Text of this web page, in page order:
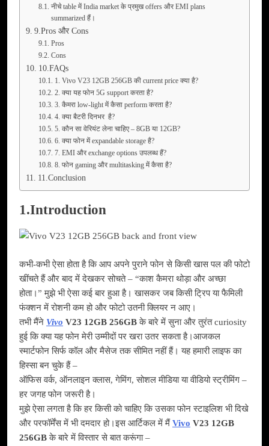
नीचे table में India market के प्रमुख offers और EMI plans
summarized हैं।
9.Pros और Cons
Pros
Cons
10.FAQs
1. Vivo V23 12GB 256GB की current price क्या है?
2. क्या यह फोन 5G support करता है?
3. कैमरा low-light में कैसा perform करता है?
4. क्या बैटरी दिनभर है?
5. कौन सा वेरियंट लेना चाहिए – 8GB या 12GB?
6. क्या फोन में expandable storage है?
7. EMI और exchange options उपलब्ध हैं?
8. फोन gaming और multitasking में कैसा है?
11.Conclusion
1.Introduction
कभी-कभी ऐसा होता है कि आप अपने पुराने फोन से किसी खास पल की फोटो
खींचते हैं और बाद में देखकर सोचते – “काश कैमरा थोड़ा और अच्छा
होता।” मुझे भी ऐसा कई बार हुआ है। खासकर जब किसी ट्रिप या फैमिली
फंक्शन में रोशनी कम हो और फोटो उतनी क्लियर न आए।
तभी मैंने Vivo V23 12GB 256GBके बारे में सुना और तुरंत curiosity
हुई कि क्या यह फोन मेरी उम्मीदों पर खरा उतर सकता है।आजकल
स्मार्टफोन सिर्फ कॉल और मैसेज तक सीमित नहीं हैं। यह हमारी लाइफ का
हिस्सा बन चुके हैं –
ऑफिस वर्क, ऑनलाइन क्लास, गेमिंग, सोशल मीडिया या वीडियो स्ट्रीमिंग –
हर जगह फोन जरूरी है।
मुझे ऐसा लगता है कि हर किसी को चाहिए कि उसका फोन स्टाइलिश भी दिखे
और परफॉर्मेंस में भी दमदार हो।इस आर्टिकल में मैं Vivo V23 12GB
256GBके बारे में विस्तार से बात करूंगा –